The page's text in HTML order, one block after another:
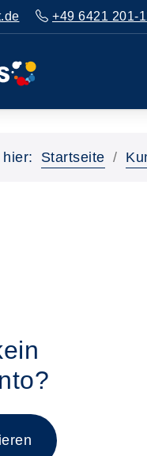
+49 6421 201-
Startseite